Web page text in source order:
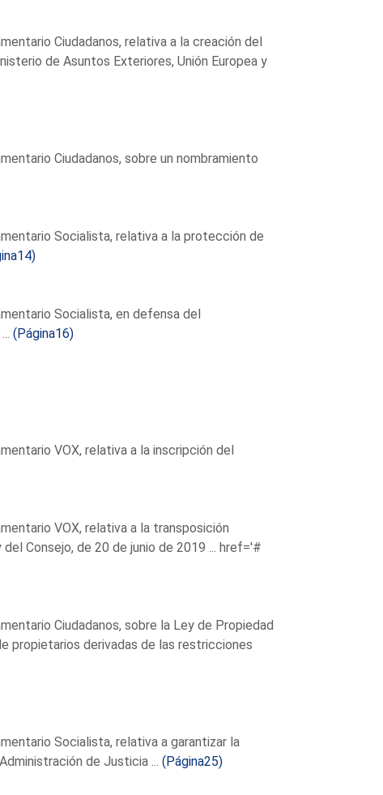
Ciudadanos, relativa a la creación del
de Asuntos Exteriores, Unión Europea y
Ciudadanos, sobre un nombramiento
Socialista, relativa a la protección de
Socialista, en defensa del
(Página16)
VOX, relativa a la inscripción del
VOX, relativa a la transposición
Consejo, de 20 de junio de 2019 ... href='#
Ciudadanos, sobre la Ley de Propiedad
propietarios derivadas de las restricciones
Socialista, relativa a garantizar la
de Justicia ... (Página25)